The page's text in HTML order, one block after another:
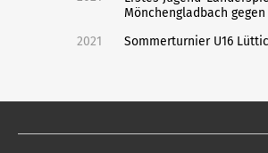
Mönchengladbach
2021
Sommerturnier U16